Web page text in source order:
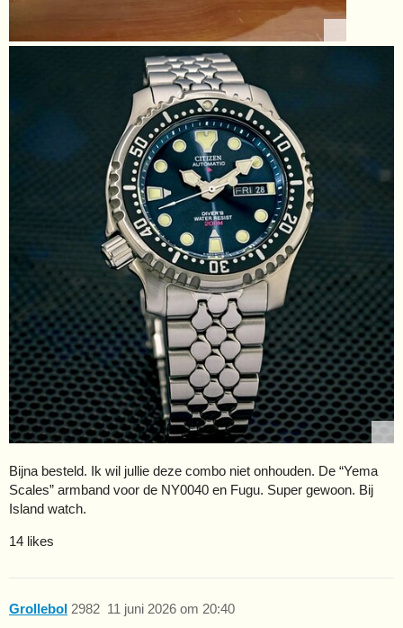
Bijna besteld. Ik wil jullie deze combo niet onhouden. De “Yema
Scales” armband voor de NY0040 en Fugu. Super gewoon. Bij
Island watch.
14 likes
Grollebol 11 juni 2026 om 20:40
2982